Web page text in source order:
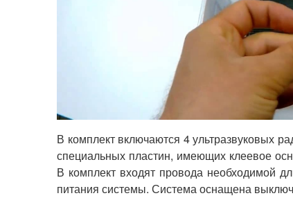
В комплект включаются 4 ультразвуковых
специальных пластин, имеющих клеевое
В комплект входят провода необходимой
питания системы. Система оснащена